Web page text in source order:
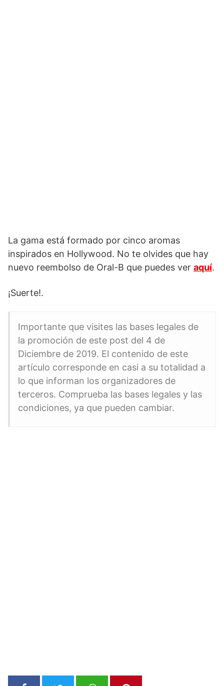
La gama está formado por cinco aromas
inspirados en Hollywood. No te olvides que hay
nuevo reembolso de Oral-B que puedes ver aquí.
¡Suerte!.
Importante que visites las bases legales de
la promoción de este post del 4 de
Diciembre de 2019. El contenido de este
artículo corresponde en casi a su totalidad a
lo que informan los organizadores de
terceros. Comprueba las bases legales y las
condiciones, ya que pueden cambiar.